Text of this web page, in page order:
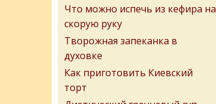
Что можно испечь из кефира на
скорую руку
Творожная запеканка в
духовке
Как приготовить Киевский
торт